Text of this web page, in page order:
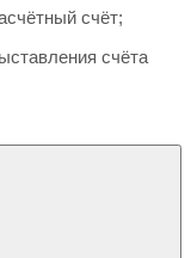
счёт;
счёта